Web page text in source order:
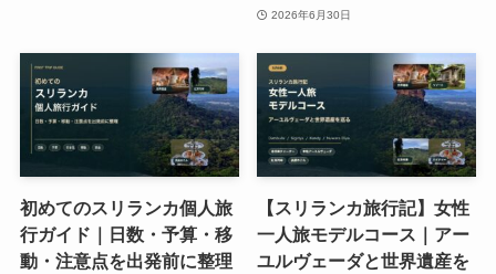
2026年6月30日
初めてのスリランカ個人旅
行ガイド｜日数・予算・移
動・注意点を出発前に整理
【スリランカ旅行記】女性
一人旅モデルコース｜アー
ユルヴェーダと世界遺産を